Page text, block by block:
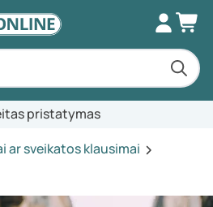
pristatymas
ar sveikatos klausimai